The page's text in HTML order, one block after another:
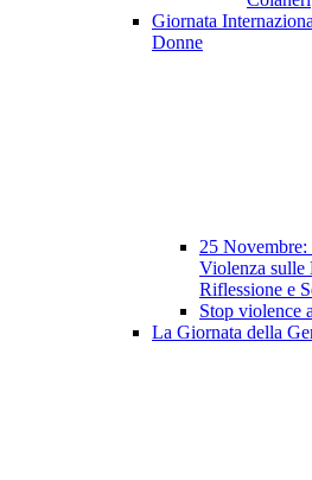
Giornata
Donne
25
Violenza
Riflessione e
Stop violence
La Giornata della